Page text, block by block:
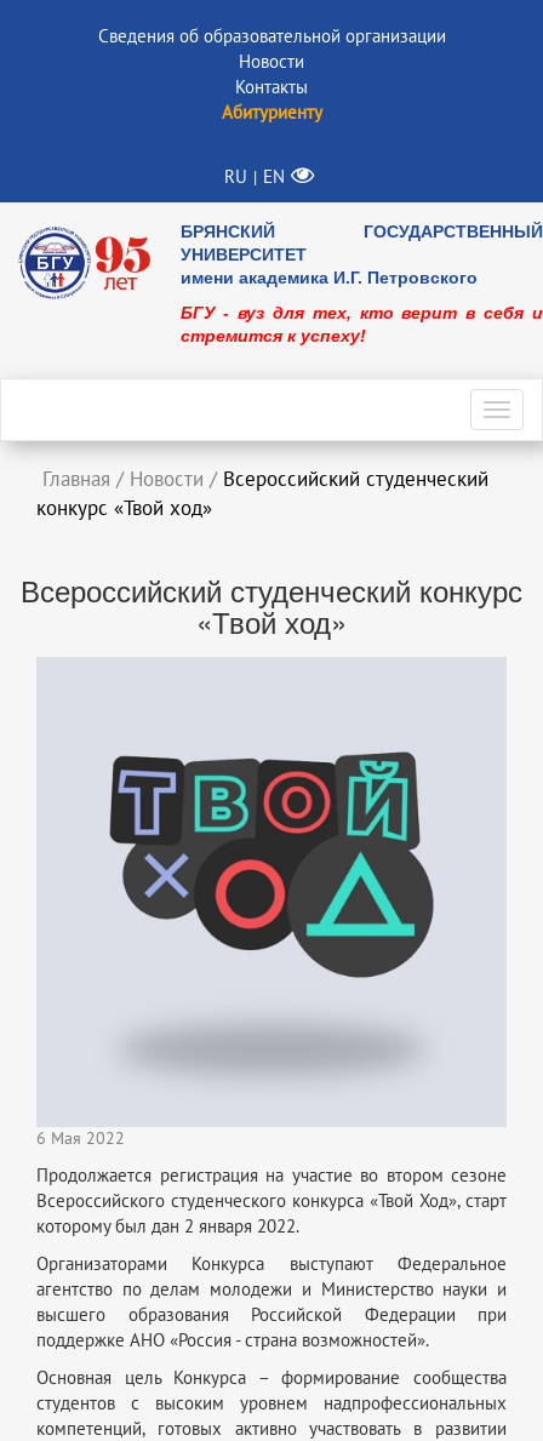
Сведения об образовательной организации
Новости
Контакты
Абитуриенту
RU | EN
БРЯНСКИЙ ГОСУДАРСТВЕННЫЙ
УНИВЕРСИТЕТ
имени академика И.Г. Петровского
БГУ - вуз для тех, кто верит в себя и
стремится к успеху!
Главная / Новости / Всероссийский студенческий
конкурс «Твой ход»
Всероссийский студенческий конкурс
«Твой ход»
6 Мая 2022
Продолжается регистрация на участие во втором сезоне
Всероссийского студенческого конкурса «Твой Ход», старт
которому был дан 2 января 2022.
Организаторами Конкурса выступают Федеральное
агентство по делам молодежи и Министерство науки и
высшего образования Российской Федерации при
поддержке АНО «Россия - страна возможностей».
Основная цель Конкурса – формирование сообщества
студентов с высоким уровнем надпрофессиональных
компетенций, готовых активно участвовать в развитии